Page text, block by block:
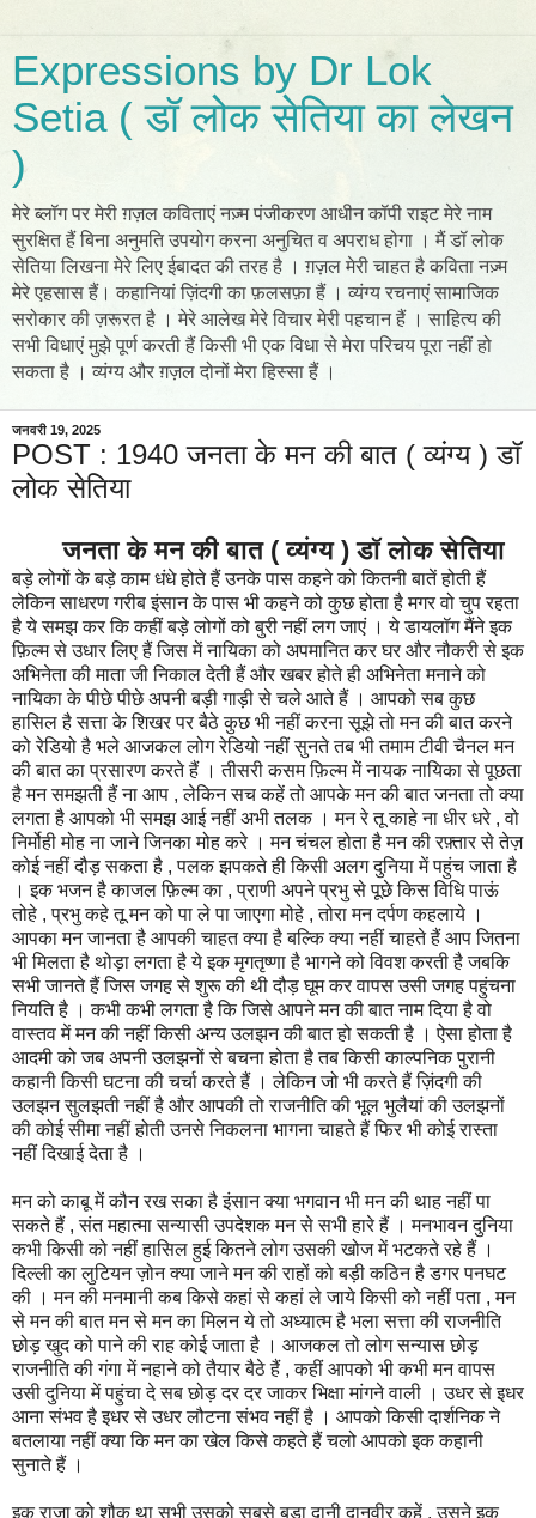
Expressions by Dr Lok
Setia ( डॉ लोक सेतिया का लेखन
)
मेरे ब्लॉग पर मेरी ग़ज़ल कविताएं नज़्म पंजीकरण आधीन कॉपी राइट मेरे नाम
सुरक्षित हैं बिना अनुमति उपयोग करना अनुचित व अपराध होगा । मैं डॉ लोक
सेतिया लिखना मेरे लिए ईबादत की तरह है । ग़ज़ल मेरी चाहत है कविता नज़्म
मेरे एहसास हैं। कहानियां ज़िंदगी का फ़लसफ़ा हैं । व्यंग्य रचनाएं सामाजिक
सरोकार की ज़रूरत है । मेरे आलेख मेरे विचार मेरी पहचान हैं । साहित्य की
सभी विधाएं मुझे पूर्ण करती हैं किसी भी एक विधा से मेरा परिचय पूरा नहीं हो
सकता है । व्यंग्य और ग़ज़ल दोनों मेरा हिस्सा हैं ।
जनवरी 19, 2025
POST : 1940 जनता के मन की बात ( व्यंग्य ) डॉ
लोक सेतिया
जनता के मन की बात ( व्यंग्य ) डॉ लोक सेतिया
बड़े लोगों के बड़े काम धंधे होते हैं उनके पास कहने को कितनी बातें होती हैं
लेकिन साधरण गरीब इंसान के पास भी कहने को कुछ होता है मगर वो चुप रहता
है ये समझ कर कि कहीं बड़े लोगों को बुरी नहीं लग जाएं । ये डायलॉग मैंने इक
फ़िल्म से उधार लिए हैं जिस में नायिका को अपमानित कर घर और नौकरी से इक
अभिनेता की माता जी निकाल देती हैं और खबर होते ही अभिनेता मनाने को
नायिका के पीछे पीछे अपनी बड़ी गाड़ी से चले आते हैं । आपको सब कुछ
हासिल है सत्ता के शिखर पर बैठे कुछ भी नहीं करना सूझे तो मन की बात करने
को रेडियो है भले आजकल लोग रेडियो नहीं सुनते तब भी तमाम टीवी चैनल मन
की बात का प्रसारण करते हैं । तीसरी कसम फ़िल्म में नायक नायिका से पूछता
है मन समझती हैं ना आप , लेकिन सच कहें तो आपके मन की बात जनता तो क्या
लगता है आपको भी समझ आई नहीं अभी तलक । मन रे तू काहे ना धीर धरे , वो
निर्मोही मोह ना जाने जिनका मोह करे । मन चंचल होता है मन की रफ़्तार से तेज़
कोई नहीं दौड़ सकता है , पलक झपकते ही किसी अलग दुनिया में पहुंच जाता है
। इक भजन है काजल फ़िल्म का , प्राणी अपने प्रभु से पूछे किस विधि पाऊं
तोहे , प्रभु कहे तू मन को पा ले पा जाएगा मोहे , तोरा मन दर्पण कहलाये ।
आपका मन जानता है आपकी चाहत क्या है बल्कि क्या नहीं चाहते हैं आप जितना
भी मिलता है थोड़ा लगता है ये इक मृगतृष्णा है भागने को विवश करती है जबकि
सभी जानते हैं जिस जगह से शुरू की थी दौड़ घूम कर वापस उसी जगह पहुंचना
नियति है । कभी कभी लगता है कि जिसे आपने मन की बात नाम दिया है वो
वास्तव में मन की नहीं किसी अन्य उलझन की बात हो सकती है । ऐसा होता है
आदमी को जब अपनी उलझनों से बचना होता है तब किसी काल्पनिक पुरानी
कहानी किसी घटना की चर्चा करते हैं । लेकिन जो भी करते हैं ज़िंदगी की
उलझन सुलझती नहीं है और आपकी तो राजनीति की भूल भुलैयां की उलझनों
की कोई सीमा नहीं होती उनसे निकलना भागना चाहते हैं फिर भी कोई रास्ता
नहीं दिखाई देता है ।
मन को काबू में कौन रख सका है इंसान क्या भगवान भी मन की थाह नहीं पा
सकते हैं , संत महात्मा सन्यासी उपदेशक मन से सभी हारे हैं । मनभावन दुनिया
कभी किसी को नहीं हासिल हुई कितने लोग उसकी खोज में भटकते रहे हैं ।
दिल्ली का लुटियन ज़ोन क्या जाने मन की राहों को बड़ी कठिन है डगर पनघट
की । मन की मनमानी कब किसे कहां से कहां ले जाये किसी को नहीं पता , मन
से मन की बात मन से मन का मिलन ये तो अध्यात्म है भला सत्ता की राजनीति
छोड़ खुद को पाने की राह कोई जाता है । आजकल तो लोग सन्यास छोड़
राजनीति की गंगा में नहाने को तैयार बैठे हैं , कहीं आपको भी कभी मन वापस
उसी दुनिया में पहुंचा दे सब छोड़ दर दर जाकर भिक्षा मांगने वाली । उधर से इधर
आना संभव है इधर से उधर लौटना संभव नहीं है । आपको किसी दार्शनिक ने
बतलाया नहीं क्या कि मन का खेल किसे कहते हैं चलो आपको इक कहानी
सुनाते हैं ।
इक राजा को शौक था सभी उसको सबसे बड़ा दानी दानवीर कहें , उसने इक